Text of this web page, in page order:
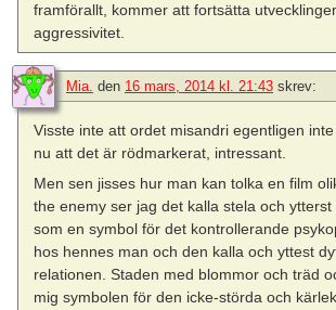
framförallt, kommer att fortsätta
aggressivitet.
Mia. den 16 mars, 2014 kl. 21:43 skrev:
Visste inte att ordet misandri egentligen
nu att det är rödmarkerat, intressant.
Men sen jisses hur man kan tolka en film
the enemy ser jag det kalla stela och
som en symbol för det kontrollerande
hos hennes man och den kalla och yttest
relationen. Staden med blommor och träd
mig symbolen för den icke-störda och